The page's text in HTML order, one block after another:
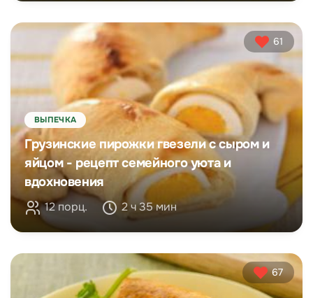
61
ВЫПЕЧКА
Грузинские пирожки гвезели с сыром и
яйцом - рецепт семейного уюта и
вдохновения
12 порц. 2 ч 35 мин
67